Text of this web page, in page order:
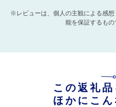
※レビューは、個人の主観による感
能を保証するもの
この返礼
ほかにこ